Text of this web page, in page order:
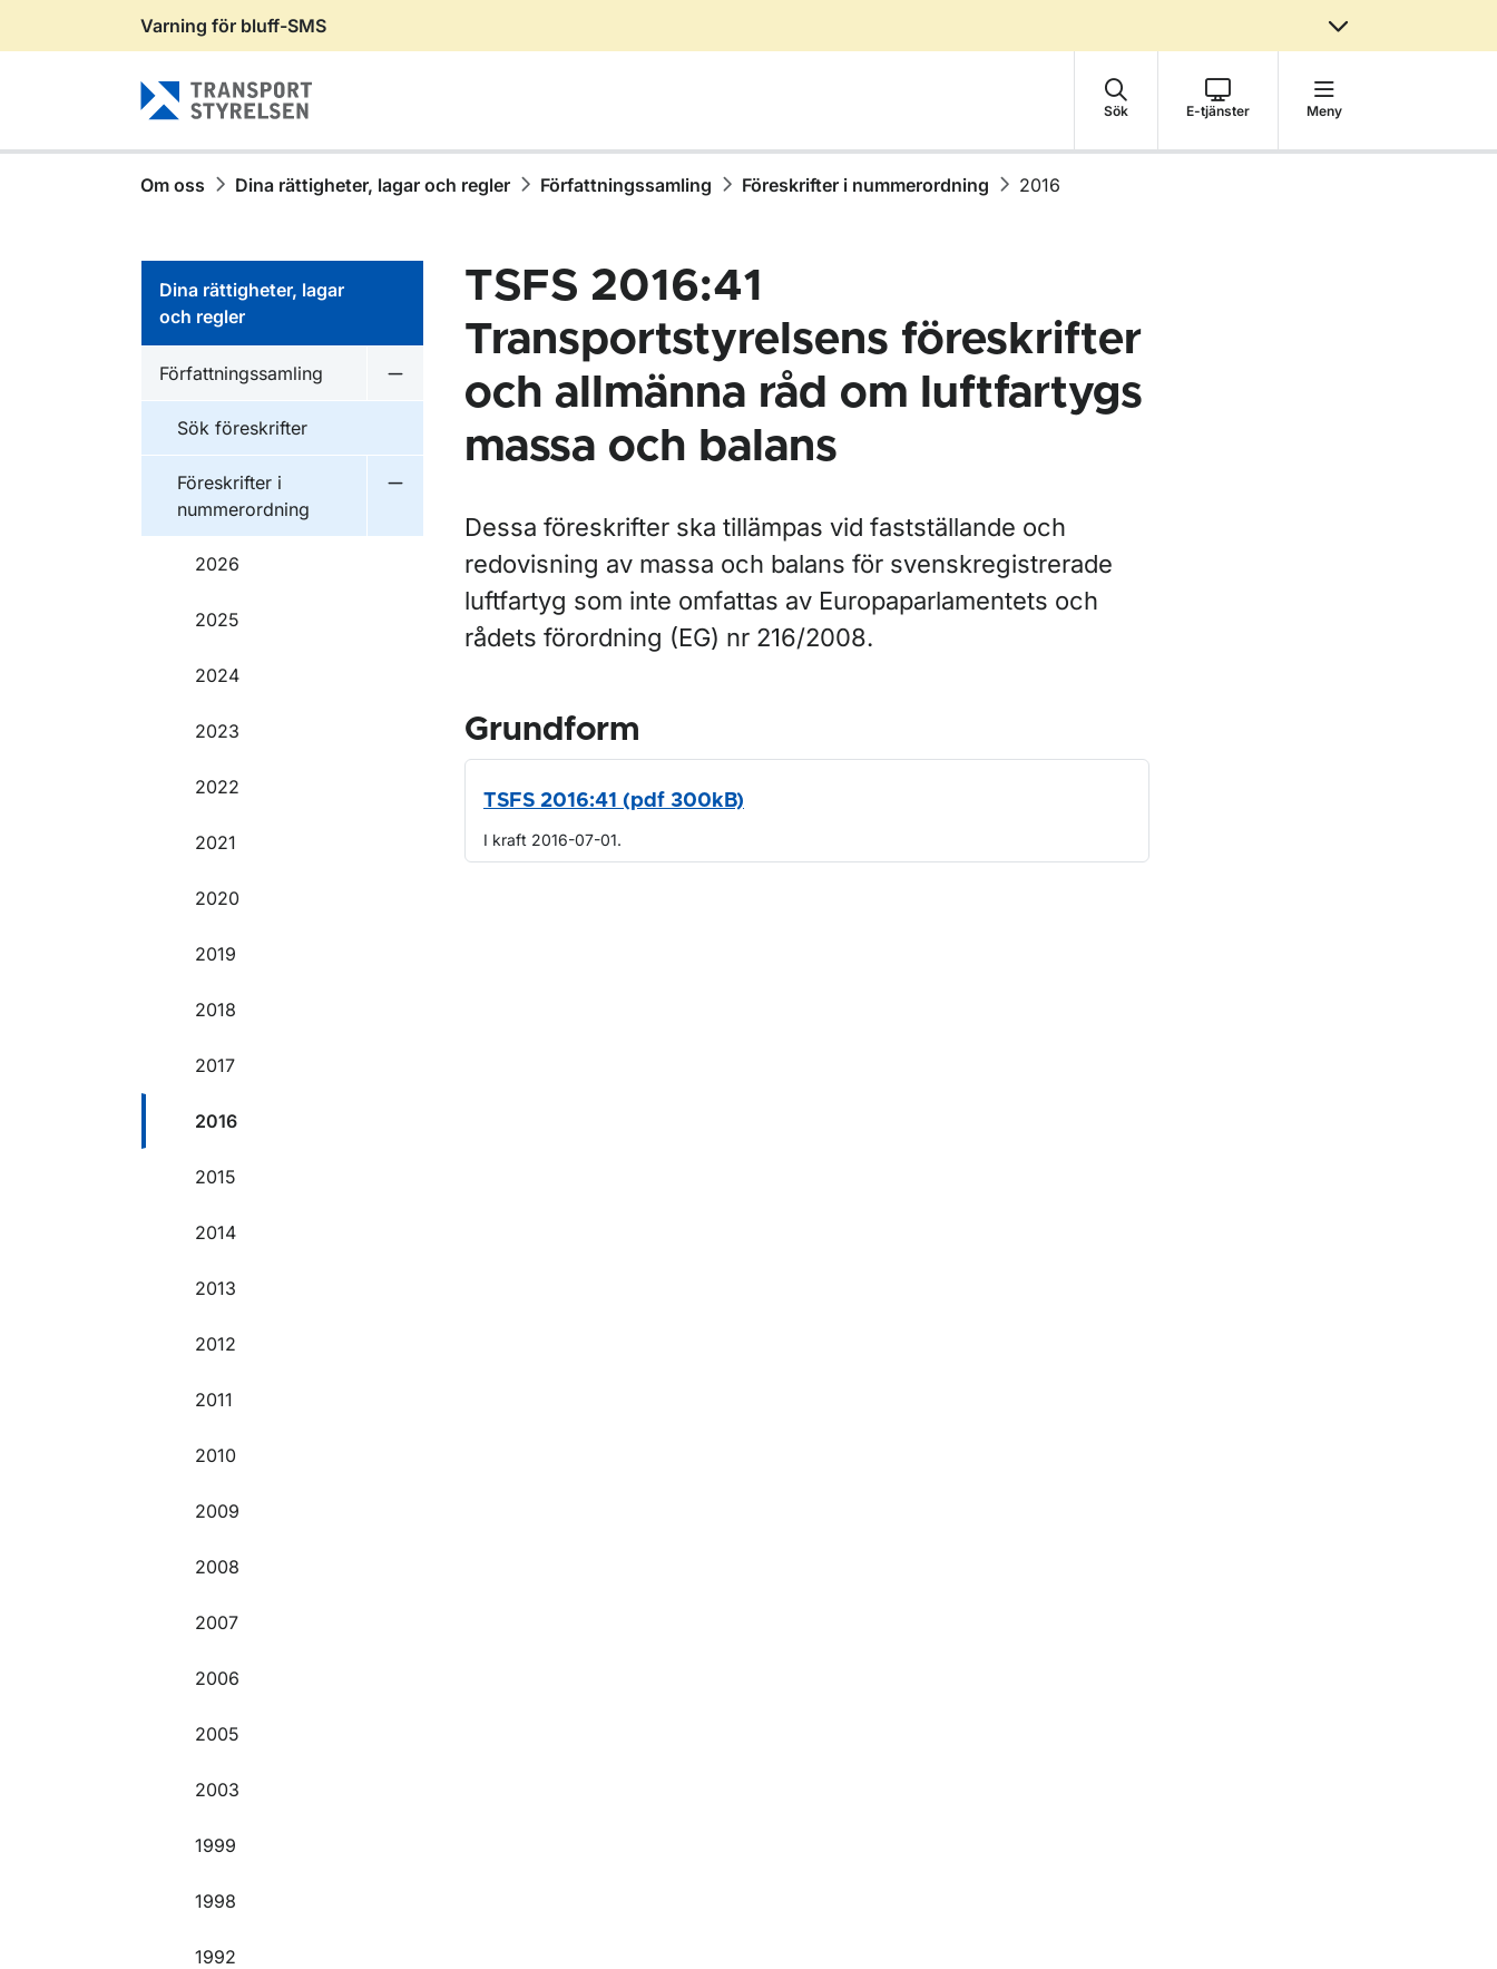
Gå till sidans innehåll
Varning för bluff-SMS
Sök E-tjänster Meny
Om oss Dina rättigheter, lagar och regler Författningssamling Föreskrifter i nummerordning 2016
Dina rättigheter, lagar
och regler
Författningssamling
Undermeny för Författningssamling
Sök föreskrifter
Föreskrifter i
nummerordning
2026
2025
2024
2023
2022
2021
2020
2019
2018
2017
2016
2015
2014
2013
2012
2011
2010
2009
2008
2007
2006
2005
2003
1999
1998
1992
TSFS 2016:41
Transportstyrelsens föreskrifter
och allmänna råd om luftfartygs
massa och balans
Dessa föreskrifter ska tillämpas vid fastställande och
redovisning av massa och balans för svenskregistrerade
luftfartyg som inte omfattas av Europaparlamentets och
rådets förordning (EG) nr 216/2008.
Grundform
TSFS 2016:41 (pdf 300kB)
I kraft 2016-07-01.